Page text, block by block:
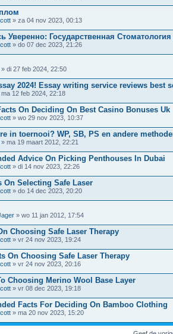
» za 04 nov 2023, 00:13
Уверенно: Государственная
» do 07 dec 2023, 21:26
» di 27 feb 2024, 22:50
2024! Essay writing service reviews best
ma 12 feb 2024, 22:18
On Deciding On Best Casino Bonuses Uk
» wo 29 nov 2023, 10:37
in toernooi? WP, SB, PS en andere
» ma 19 maart 2012, 22:21
Advice On Picking Penthouses In Dubai
» di 14 nov 2023, 22:26
On Selecting Safe Laser
» do 14 dec 2023, 20:20
» wo 11 jan 2012, 17:54
Choosing Safe Laser Therapy
» vr 24 nov 2023, 19:24
On Choosing Safe Laser Therapy
» vr 24 nov 2023, 20:16
Choosing Merino Wool Base Layer
» vr 08 dec 2023, 19:18
Facts For Deciding On Bamboo Clothing
» ma 20 nov 2023, 15:20